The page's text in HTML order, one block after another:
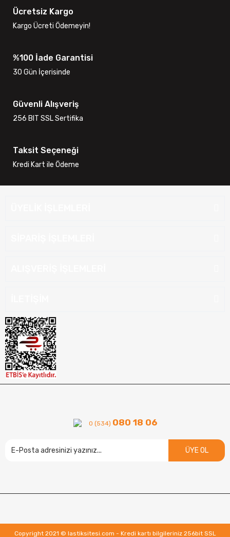
Ücretsiz Kargo
Kargo Ücreti Ödemeyin!
%100 İade Garantisi
30 Gün İçerisinde
Güvenli Alışveriş
256 BIT SSL Sertifika
Taksit Seçeneği
Kredi Kart ile Ödeme
0 (534) 080 18 06
ÜYE OL
Copyright 2021 © lastiksitesi.com - Kredi kartı bilgileriniz 256bit SSL